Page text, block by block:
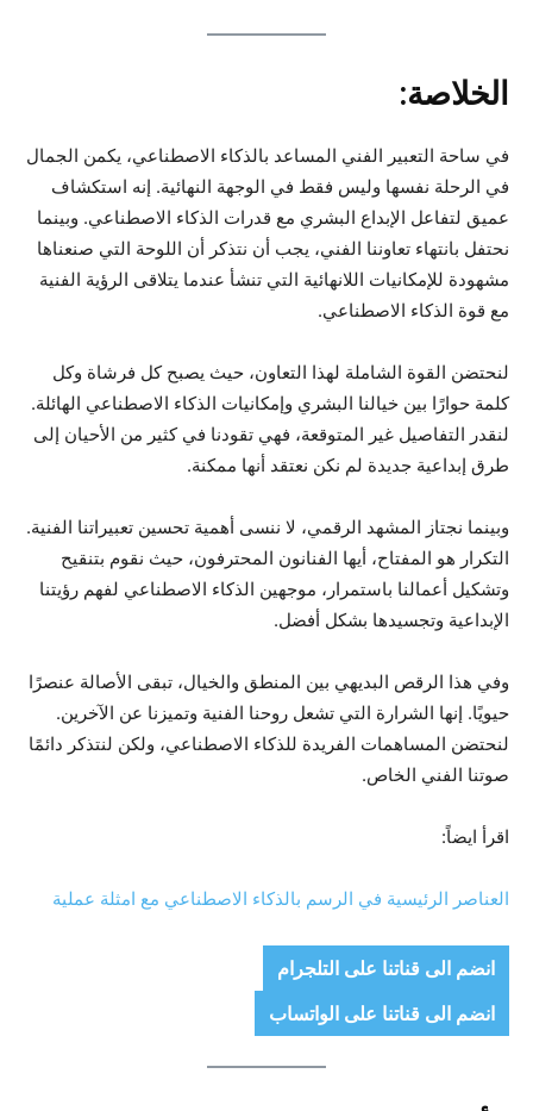
الخلاصة:
في ساحة التعبير الفني المساعد بالذكاء الاصطناعي، يكمن الجمال
في الرحلة نفسها وليس فقط في الوجهة النهائية. إنه استكشاف
عميق لتفاعل الإبداع البشري مع قدرات الذكاء الاصطناعي. وبينما
نحتفل بانتهاء تعاوننا الفني، يجب أن نتذكر أن اللوحة التي صنعناها
مشهودة للإمكانيات اللانهائية التي تنشأ عندما يتلاقى الرؤية الفنية
مع قوة الذكاء الاصطناعي.
لنحتضن القوة الشاملة لهذا التعاون، حيث يصبح كل فرشاة وكل
كلمة حوارًا بين خيالنا البشري وإمكانيات الذكاء الاصطناعي الهائلة.
لنقدر التفاصيل غير المتوقعة، فهي تقودنا في كثير من الأحيان إلى
طرق إبداعية جديدة لم نكن نعتقد أنها ممكنة.
وبينما نجتاز المشهد الرقمي، لا ننسى أهمية تحسين تعبيراتنا الفنية.
التكرار هو المفتاح، أيها الفنانون المحترفون، حيث نقوم بتنقيح
وتشكيل أعمالنا باستمرار، موجهين الذكاء الاصطناعي لفهم رؤيتنا
الإبداعية وتجسيدها بشكل أفضل.
وفي هذا الرقص البديهي بين المنطق والخيال، تبقى الأصالة عنصرًا
حيويًا. إنها الشرارة التي تشعل روحنا الفنية وتميزنا عن الآخرين.
لنحتضن المساهمات الفريدة للذكاء الاصطناعي، ولكن لنتذكر دائمًا
صوتنا الفني الخاص.
اقرأ ايضاً:
العناصر الرئيسية في الرسم بالذكاء الاصطناعي مع امثلة عملية
انضم الى قناتنا على التلجرام
انضم الى قناتنا على الواتساب